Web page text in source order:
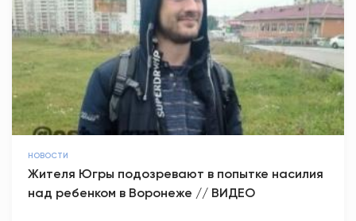
НОВОСТИ
Жителя Югры подозревают в попытке насилия
над ребенком в Воронеже // ВИДЕО